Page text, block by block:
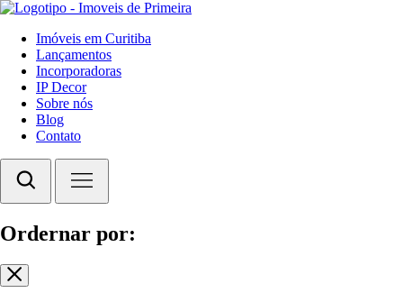
Imóveis em Curitiba
Lançamentos
Incorporadoras
IP Decor
Sobre nós
Blog
Contato
Ordernar por: